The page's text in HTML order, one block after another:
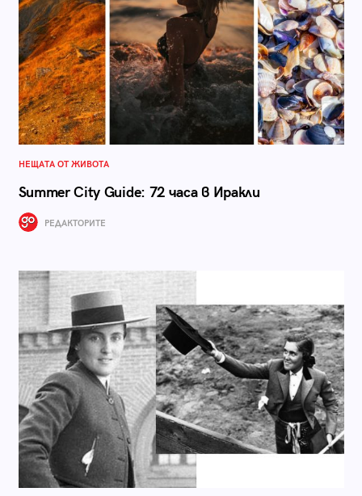
НЕЩАТА ОТ ЖИВОТА
Summer City Guide: 72 часа в Иракли
РЕДАКТОРИТЕ